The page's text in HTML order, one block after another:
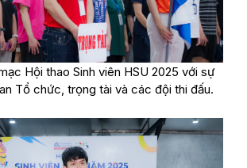
Hội thao Sinh viên HSU 2025 với sự
Tổ chức, trọng tài và các đội thi đấu.